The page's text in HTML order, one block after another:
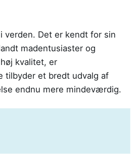
verden. Det er kendt for sin
madentusiaster og
kvalitet, er
tilbyder et bredt udvalg af
endnu mere mindeværdig.